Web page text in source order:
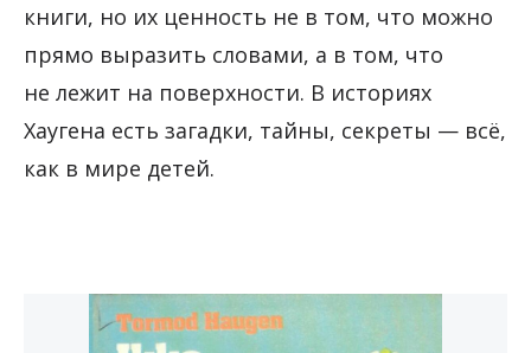
книги, но их ценность не в том, что можно
прямо выразить словами, а в том, что
не лежит на поверхности. В историях
Хаугена есть загадки, тайны, секреты — всё,
как в мире детей.